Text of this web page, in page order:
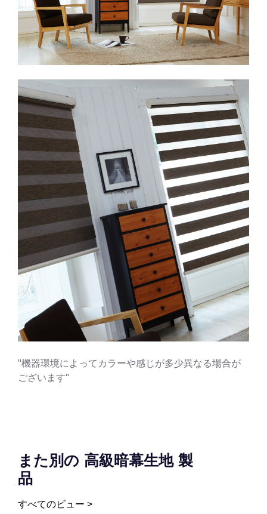
"機器環境によってカラーや感じが多少異なる場合が
ございます"
また別の 高級暗幕生地 製
品
すべてのビュー >